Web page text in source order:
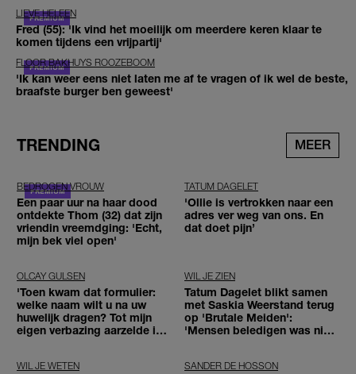
LIEVE HELEEN
Fred (55): 'Ik vind het moeilijk om meerdere keren klaar te
komen tijdens een vrijpartij'
FLOOR BAKHUYS ROOZEBOOM
'Ik kan weer eens niet laten me af te vragen of ik wel de beste,
braafste burger ben geweest'
TRENDING MEER
BEDROGEN VROUW
Een paar uur na haar dood
ontdekte Thom (32) dat zijn
vriendin vreemdging: 'Echt,
mijn bek viel open'
TATUM DAGELET
'Ollie is vertrokken naar een
adres ver weg van ons. En
dat doet pijn’
OLCAY GULSEN
'Toen kwam dat formulier:
welke naam wilt u na uw
huwelijk dragen? Tot mijn
eigen verbazing aarzelde ik
WIL JE ZIEN
Tatum Dagelet blikt samen
met Saskia Weerstand terug
op 'Brutale Meiden':
'Mensen beledigen was niet
WIL JE WETEN SANDER DE HOSSON